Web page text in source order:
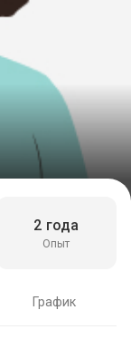
Опыт
2 года
График